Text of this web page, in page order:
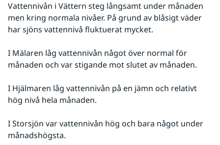
Vattennivån i Vättern steg långsamt under månaden
men kring normala nivåer. På grund av blåsigt väder
har sjöns vattennivå fluktuerat mycket.
I Mälaren låg vattennivån något över normal för
månaden och var stigande mot slutet av månaden.
I Hjälmaren låg vattennivån på en jämn och relativt
hög nivå hela månaden.
I Storsjön var vattennivån hög och bara något under
månadshögsta.